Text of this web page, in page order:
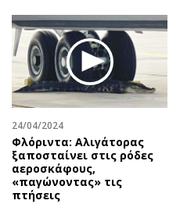
24/04/2024
Φλόριντα: Αλιγάτορας
ξαποσταίνει στις ρόδες
αεροσκάφους,
«παγώνοντας» τις
πτήσεις